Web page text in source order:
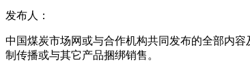
发布人：
中国煤炭市场网或与合作机构共同发布的全部内
制传播或与其它产品捆绑销售。